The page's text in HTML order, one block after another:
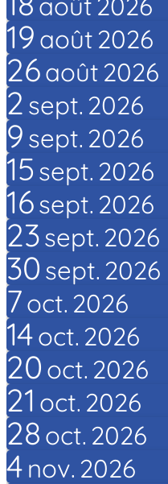
19 août 2026
26août 2026
2 sept. 2026
9 sept. 2026
15 sept. 2026
16sept. 2026
23sept. 2026
30 sept. 2026
7oct. 2026
14oct. 2026
20 oct. 2026
21 oct. 2026
28 oct. 2026
4 nov. 2026